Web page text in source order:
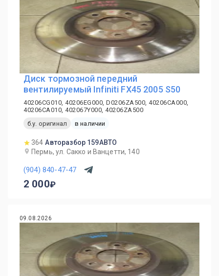
Диск тормозной передний
вентилируемый Infiniti FX45 2005 S50
40206CG010, 40206EG000, D0206ZA500, 40206CA000,
40206CA010, 402067Y000, 40206ZA500
б.у. оригинал
в наличии
364 Авторазбор 159АВТО
Пермь, ул. Сакко и Ванцетти, 140
(904) 840-47-47
2 000
09.08.2026